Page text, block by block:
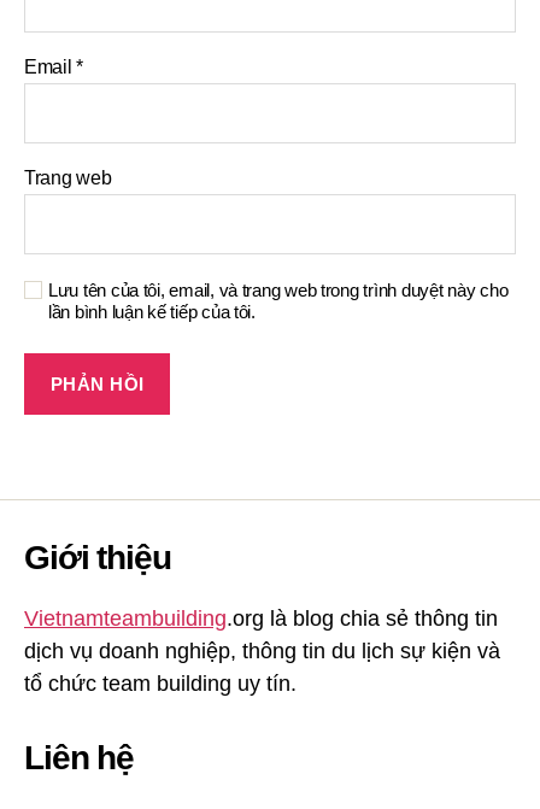
Email*
Trang web
Lưu tên của tôi, email, và trang web trong trình duyệt này cho
lần bình luận kế tiếp của tôi.
Giới thiệu
Vietnamteambuilding.org là blog chia sẻ thông tin
dịch vụ doanh nghiệp, thông tin du lịch sự kiện và
tổ chức team building uy tín.
Liên hệ